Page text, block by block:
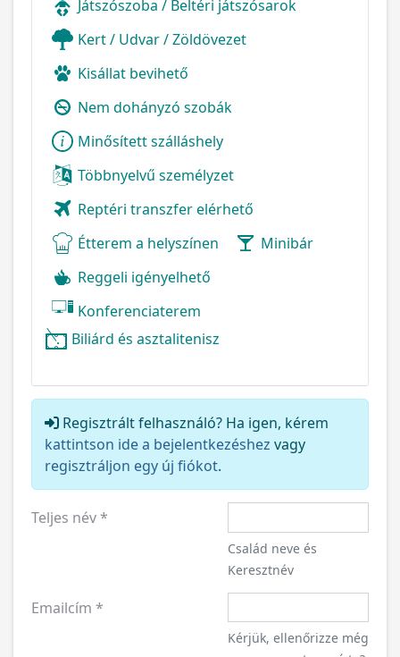
Játszószoba / Beltéri játszósarok
Kert / Udvar / Zöldövezet
Kisállat bevihető
Nem dohányzó szobák
Minősített szálláshely
Többnyelvű személyzet
Reptéri transzfer elérhető
Étterem a helyszínen
Minibár
Reggeli igényelhető
Konferenciaterem
Biliárd és asztalitenisz
Regisztrált felhasználó? Ha igen, kérem
kattintson ide a bejelentkezéshez vagy
regisztráljon egy új fiókot.
Teljes név*
Család neve és
Keresztnév
Emailcím *
Kérjük, ellenőrizze még